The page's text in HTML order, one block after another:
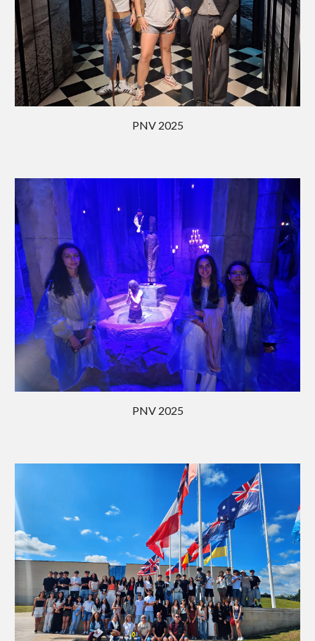
PNV 2025
PNV 2025